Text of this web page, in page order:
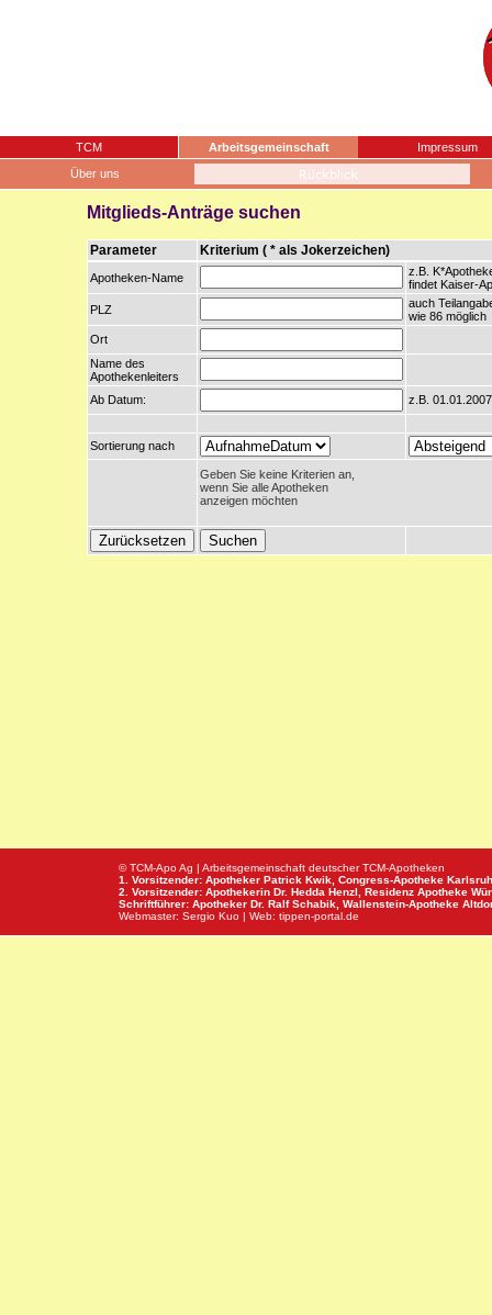
TCM Arbeitsgemeinschaft
Impressum
Über uns
Mitglieds-Anträge suchen
Parameter Kriterium ( * als Jokerzeichen)
Apotheken-Name
z.B.
findet Kaiser-
PLZ
auch
wie 86 möglich
Ort
Name des
Apothekenleiters
Ab Datum:
z.B. 01.01.2007
Sortierung nach
Geben Sie keine Kriterien an,
wenn Sie alle Apotheken
anzeigen möchten
© TCM-Apo Ag | Arbeitsgemeinschaft deutscher TCM-Apotheken
1. Vorsitzender: Apotheker Patrick Kwik, Congress-Apotheke
2. Vorsitzender: Apothekerin Dr. Hedda Henzl, Residenz Apotheke
Schriftführer: Apotheker Dr. Ralf Schabik, Wallenstein-Apotheke
Webmaster: Sergio Kuo | Web: tippen-portal.de